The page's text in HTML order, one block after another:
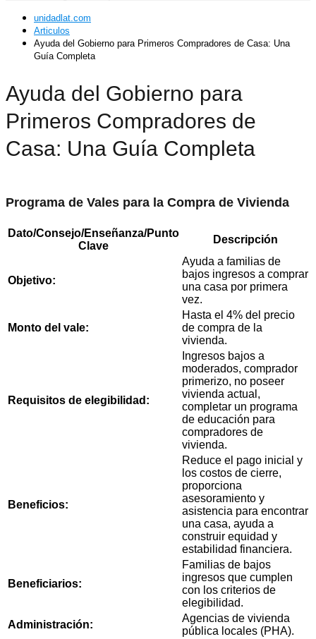
unidadlat.com
Articulos
Ayuda del Gobierno para Primeros Compradores de Casa: Una
Guía Completa
Ayuda del Gobierno para
Primeros Compradores de
Casa: Una Guía Completa
Programa de Vales para la Compra de Vivienda
Dato/Consejo/Enseñanza/Punto
Clave
Descripción
Objetivo:
Ayuda a familias de
bajos ingresos a comprar
una casa por primera
vez.
Monto del vale:
Hasta el 4% del precio
de compra de la
vivienda.
Requisitos de elegibilidad:
Ingresos bajos a
moderados, comprador
primerizo, no poseer
vivienda actual,
completar un programa
de educación para
compradores de
vivienda.
Beneficios:
Reduce el pago inicial y
los costos de cierre,
proporciona
asesoramiento y
asistencia para encontrar
una casa, ayuda a
construir equidad y
estabilidad financiera.
Beneficiarios:
Familias de bajos
ingresos que cumplen
con los criterios de
elegibilidad.
Administración:
Agencias de vivienda
pública locales (PHA).